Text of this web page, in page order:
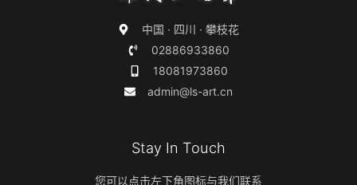
中国 · 四川 · 攀枝花
02886933860
18081973860
admin@ls-art.cn
Stay In Touch
您可以点击左下角图标与我们联系